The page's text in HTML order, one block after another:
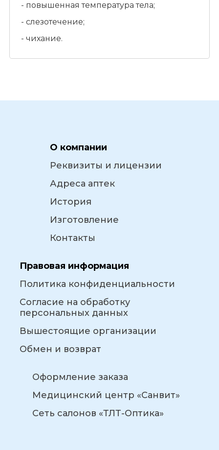
- повышенная температура тела;
- слезотечение;
- чихание.
О компании
Реквизиты и лицензии
Адреса аптек
История
Изготовление
Контакты
Правовая информация
Политика конфиденциальности
Согласие на обработку
персональных данных
Вышестоящие организации
Обмен и возврат
Оформление заказа
Медицинский центр «Санвит»
Сеть салонов «ТЛТ-Оптика»